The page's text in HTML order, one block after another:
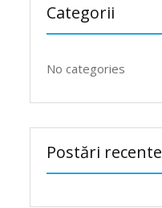
Categorii
No categories
Postări recente